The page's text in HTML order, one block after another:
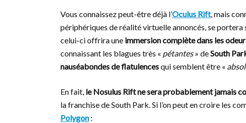
Vous connaissez peut-être déjà l’Oculus Rift, mais
périphériques de réalité virtuelle annoncés, se portera
celui-ci offrira une immersion complète dans les
connaissant les blagues très « pétantes» deSouth
nauséabondes de flatulencesqui semblent être «
En fait, le Nosulus Rift ne sera probablement jamais
la franchise de South Park. Si l’on peut en croire les
Polygon :